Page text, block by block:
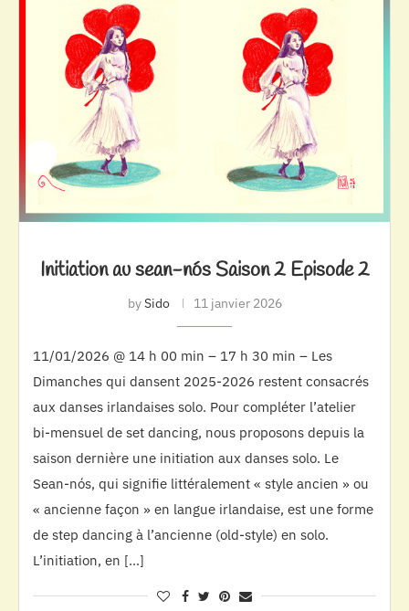
Initiation au sean-nós Saison 2 Episode 2
bySido 11 janvier 2026
11/01/2026 @ 14 h 00 min – 17 h 30 min – Les
Dimanches qui dansent 2025-2026 restent consacrés
aux danses irlandaises solo. Pour compléter l’atelier
bi-mensuel de set dancing, nous proposons depuis la
saison dernière une initiation aux danses solo. Le
Sean-nós, qui signifie littéralement « style ancien » ou
« ancienne façon » en langue irlandaise, est une forme
de step dancing à l’ancienne (old-style) en solo.
L’initiation, en […]